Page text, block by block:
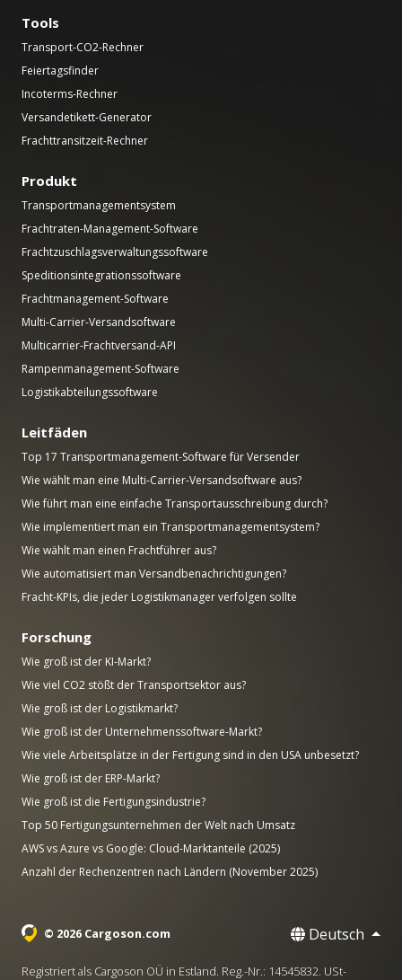
Tools
Transport-CO2-Rechner
Feiertagsfinder
Incoterms-Rechner
Versandetikett-Generator
Frachttransitzeit-Rechner
Produkt
Transportmanagementsystem
Frachtraten-Management-Software
Frachtzuschlagsverwaltungssoftware
Speditionsintegrationssoftware
Frachtmanagement-Software
Multi-Carrier-Versandsoftware
Multicarrier-Frachtversand-API
Rampenmanagement-Software
Logistikabteilungssoftware
Leitfäden
Top 17 Transportmanagement-Software für Versender
Wie wählt man eine Multi-Carrier-Versandsoftware aus?
Wie führt man eine einfache Transportausschreibung durch?
Wie implementiert man ein Transportmanagementsystem?
Wie wählt man einen Frachtführer aus?
Wie automatisiert man Versandbenachrichtigungen?
Fracht-KPIs, die jeder Logistikmanager verfolgen sollte
Forschung
Wie groß ist der KI-Markt?
Wie viel CO2 stößt der Transportsektor aus?
Wie groß ist der Logistikmarkt?
Wie groß ist der Unternehmenssoftware-Markt?
Wie viele Arbeitsplätze in der Fertigung sind in den USA unbesetzt?
Wie groß ist der ERP-Markt?
Wie groß ist die Fertigungsindustrie?
Top 50 Fertigungsunternehmen der Welt nach Umsatz
AWS vs Azure vs Google: Cloud-Marktanteile (2025)
Anzahl der Rechenzentren nach Ländern (November 2025)
© 2026 Cargoson.com Deutsch
Registriert als Cargoson OÜ in Estland. Reg.-Nr.: 14545832. USt-